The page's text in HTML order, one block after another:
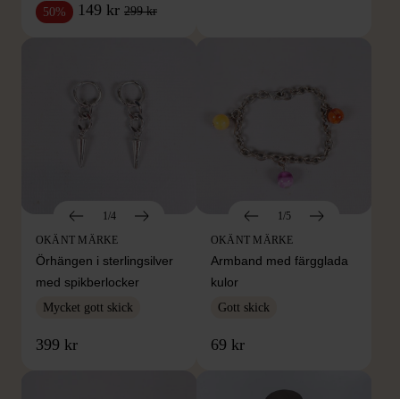
50% 149 kr 299 kr
1/4
OKÄNT MÄRKE
Örhängen i sterlingsilver
med spikberlocker
Mycket gott skick
399 kr
1/5
OKÄNT MÄRKE
Armband med färgglada
kulor
Gott skick
69 kr